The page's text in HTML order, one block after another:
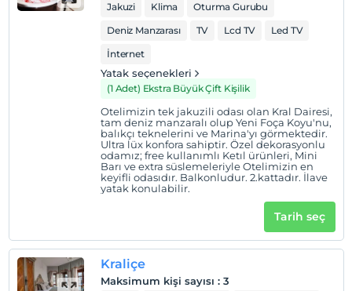
En geç saat 12:00 ve öncesi
Evcil hayvan kabul edilmemektedir.
Odalarda sigara içilmez
2 yaşına kadar olan bebekler ücretsizdir.
Her bir oda için 6 yaşına kadar 1 çocuk ücretsizdir
Jakuzi Klima
Oturma Gurubu
Deniz Manzarası
TV Lcd TV
Led TV
İnternet
Yatak seçenekleri
(1 Adet) Ekstra Büyük Çift Kişilik
Otelimizin tek jakuzili odası olan Kral Dairesi,
tam deniz manzaralı olup Yeni Foça Koyu'nu,
balıkçı teknelerini ve Marina'yı görmektedir.
Ultra lüx konfora sahiptir. Özel dekorasyonlu
odamız; free kullanımlı Ketıl ürünleri, Mini
Barı ve extra süslemeleriyle Otelimizin en
keyifli odasıdır. Balkonludur. 2.kattadır. İlave
yatak konulabilir.
Tarih seç
Kraliçe
Maksimum kişi sayısı : 3